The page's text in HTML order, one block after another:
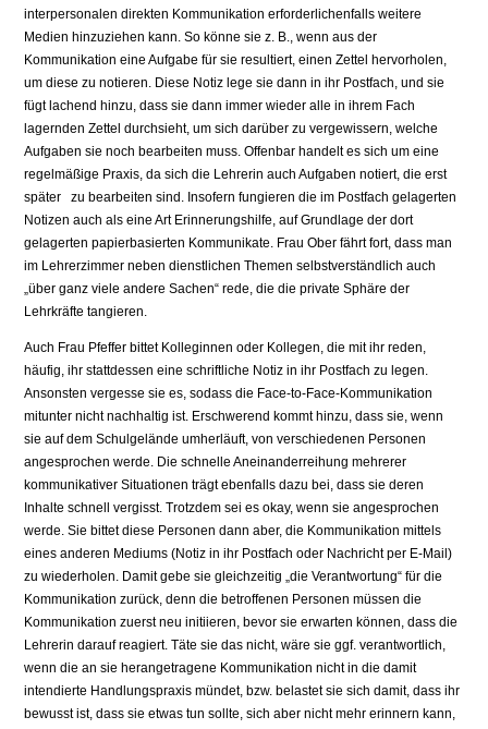
interpersonalen direkten Kommunikation erforderlichenfalls weitere
Medien hinzuziehen kann. So könne sie z. B., wenn aus der
Kommunikation eine Aufgabe für sie resultiert, einen Zettel hervorholen,
um diese zu notieren. Diese Notiz lege sie dann in ihr Postfach, und sie
fügt lachend hinzu, dass sie dann immer wieder alle in ihrem Fach
lagernden Zettel durchsieht, um sich darüber zu vergewissern, welche
Aufgaben sie noch bearbeiten muss. Offenbar handelt es sich um eine
regelmäßige Praxis, da sich die Lehrerin auch Aufgaben notiert, die erst
später zu bearbeiten sind. Insofern fungieren die im Postfach gelagerten
Notizen auch als eine Art Erinnerungshilfe, auf Grundlage der dort
gelagerten papierbasierten Kommunikate. Frau Ober fährt fort, dass man
im Lehrerzimmer neben dienstlichen Themen selbstverständlich auch
„über ganz viele andere Sachen“ rede, die die private Sphäre der
Lehrkräfte tangieren.
Auch Frau Pfeffer bittet Kolleginnen oder Kollegen, die mit ihr reden,
häufig, ihr stattdessen eine schriftliche Notiz in ihr Postfach zu legen.
Ansonsten vergesse sie es, sodass die Face-to-Face-Kommunikation
mitunter nicht nachhaltig ist. Erschwerend kommt hinzu, dass sie, wenn
sie auf dem Schulgelände umherläuft, von verschiedenen Personen
angesprochen werde. Die schnelle Aneinanderreihung mehrerer
kommunikativer Situationen trägt ebenfalls dazu bei, dass sie deren
Inhalte schnell vergisst. Trotzdem sei es okay, wenn sie angesprochen
werde. Sie bittet diese Personen dann aber, die Kommunikation mittels
eines anderen Mediums (Notiz in ihr Postfach oder Nachricht per E-Mail)
zu wiederholen. Damit gebe sie gleichzeitig „die Verantwortung“ für die
Kommunikation zurück, denn die betroffenen Personen müssen die
Kommunikation zuerst neu initiieren, bevor sie erwarten können, dass die
Lehrerin darauf reagiert. Täte sie das nicht, wäre sie ggf. verantwortlich,
wenn die an sie herangetragene Kommunikation nicht in die damit
intendierte Handlungspraxis mündet, bzw. belastet sie sich damit, dass ihr
bewusst ist, dass sie etwas tun sollte, sich aber nicht mehr erinnern kann,